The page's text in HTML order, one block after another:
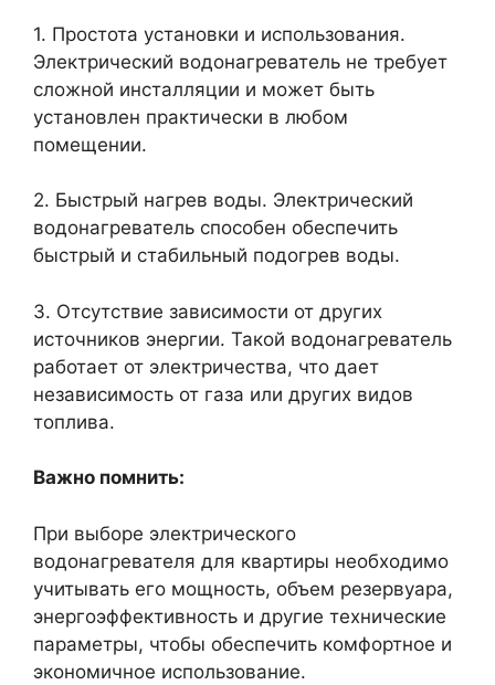
1. Простота установки и использования.
Электрический водонагреватель не требует
сложной инсталляции и может быть
установлен практически в любом
помещении.
2. Быстрый нагрев воды. Электрический
водонагреватель способен обеспечить
быстрый и стабильный подогрев воды.
3. Отсутствие зависимости от других
источников энергии. Такой водонагреватель
работает от электричества, что дает
независимость от газа или других видов
топлива.
Важно помнить:
При выборе электрического
водонагревателя для квартиры необходимо
учитывать его мощность, объем резервуара,
энергоэффективность и другие технические
параметры, чтобы обеспечить комфортное и
экономичное использование.